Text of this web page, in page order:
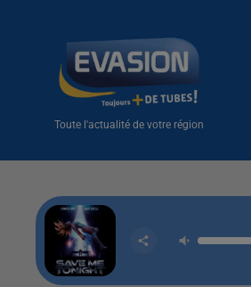
Toute l'actualité de votre région